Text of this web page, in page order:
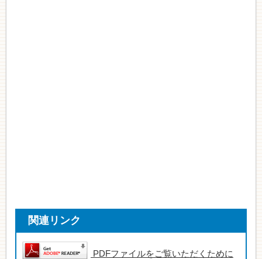
関連リンク
PDFファイルをご覧いただくために